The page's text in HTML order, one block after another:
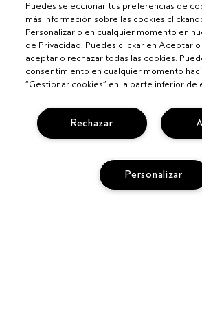
Puedes seleccionar tus preferencias de
más información sobre las cookies
Personalizar o en cualquier momento en
de Privacidad. Puedes clickar en Aceptar o
aceptar o rechazar todas las cookies.
consentimiento en cualquier momento
“Gestionar cookies” en la parte inferior de
Rechazar
Personalizar